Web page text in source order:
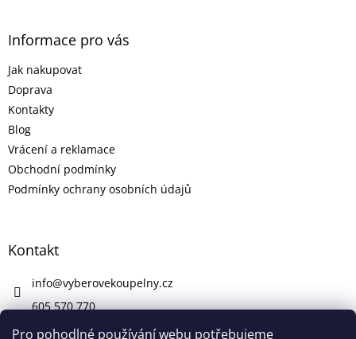
Pro pohodlné používání webu potřebujeme
Informace pro vás
Jak nakupovat
Doprava
Kontakty
Blog
Vrácení a reklamace
Obchodní podmínky
Podmínky ochrany osobních údajů
Kontakt
info@vyberovekoupelny.cz
605 570 770
https://www.facebook.com/vyberovekoupelny/